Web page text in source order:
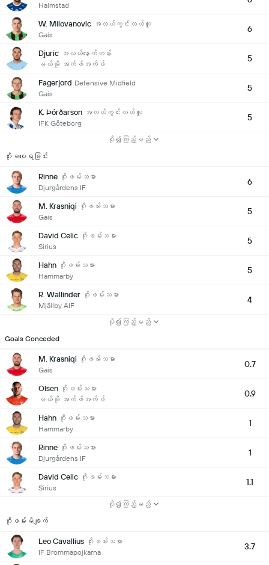
Halmstad
W. Milovanovic အလယ်ကွင်းလယ်လူ
Gais
6
Djuric အလယ်နောက်တန်း
မယ်မို အက်ဖ်အက်ဖ်
5
Fagerjord Defensive Midfield
Gais
5
K. Þórðarson အလယ်ကွင်းလယ်လူ
IFK Göteborg
5
ပို၍ကြည့်မည်
ဂိုးမပေးရခြင်း
Rinne ဂိုးဖမ်းသမား
Djurgårdens IF
6
M. Krasniqi
ဂိုးဖမ်းသမား
Gais
5
David Celic ဂိုးဖမ်းသမား
Sirius
5
Hahn ဂိုးဖမ်းသမား
Hammarby
5
R. Wallinder ဂိုးဖမ်းသမား
Mjällby AIF
4
ပို၍ကြည့်မည်
Goals Conceded
M. Krasniqi
ဂိုးဖမ်းသမား
Gais
0.7
Olsen ဂိုးဖမ်းသမား
မယ်မို အက်ဖ်အက်ဖ်
0.9
Hahn ဂိုးဖမ်းသမား
Hammarby
1
Rinne ဂိုးဖမ်းသမား
Djurgårdens IF
1
David Celic ဂိုးဖမ်းသမား
Sirius
1.1
ပို၍ကြည့်မည်
ဂိုးဖမ်းမိချက်
Leo Cavallius ဂိုးဖမ်းသမား
IF Brommapojkarna
3.7